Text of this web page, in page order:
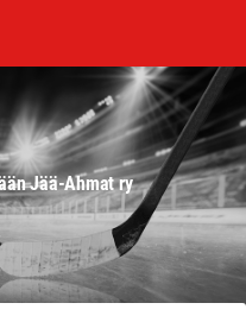
Jää-Ahmat ry